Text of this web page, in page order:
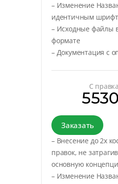
– Изменение
идентичным
– Исходные файлы
формате
– Документация с
С
Заказать
– Внесение до 2х
правок, не
основную
– Изменение